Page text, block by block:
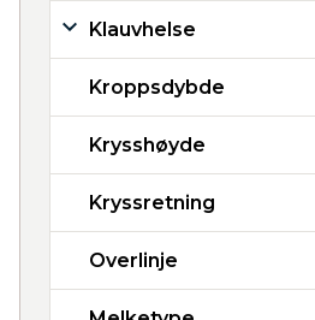
Klauvhelse
Kroppsdybde
Krysshøyde
Kryssretning
Overlinje